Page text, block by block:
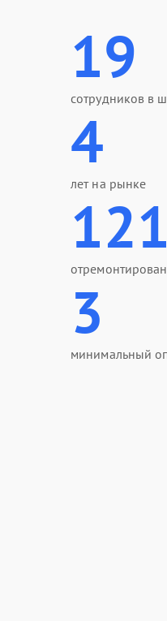
19
сотрудников в
4
лет на рынке
3
минимальный